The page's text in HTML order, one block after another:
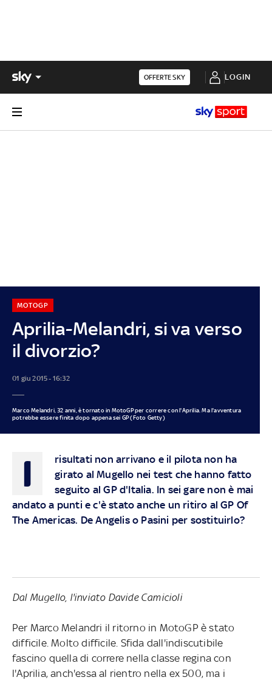
OFFERTE SKY LOGIN
Aprilia-Melandri, si va verso
il divorzio?
MOTOGP
01 giu 2015 - 16:32
Marco Melandri, 32 anni, è tornato in MotoGP per correre con l'Aprilia. Ma l'avventura
potrebbe essere finita dopo appena sei GP (Foto Getty)
I
risultati non arrivano e il pilota non ha
girato al Mugello nei test che hanno fatto
seguito al GP d'Italia. In sei gare non è mai
andato a punti e c'è stato anche un ritiro al GP Of
The Americas. De Angelis o Pasini per sostituirlo?
Dal Mugello, l'inviato Davide Camicioli
Per Marco Melandri il ritorno in MotoGP è stato
difficile. Molto difficile. Sfida dall'indiscutibile
fascino quella di correre nella classe regina con
l'Aprilia, anch'essa al rientro nella ex 500, ma i